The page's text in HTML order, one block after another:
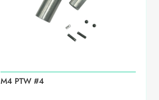
M4 PTW #4